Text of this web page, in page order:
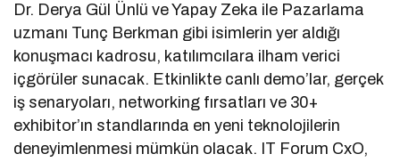
Dr. Derya Gül Ünlü ve Yapay Zeka ile Pazarlama
uzmanı Tunç Berkman gibi isimlerin yer aldığı
konuşmacı kadrosu, katılımcılara ilham verici
içgörüler sunacak. Etkinlikte canlı demo’lar, gerçek
iş senaryoları, networking fırsatları ve 30+
exhibitor’ın standlarında en yeni teknolojilerin
deneyimlenmesi mümkün olacak. IT Forum CxO,